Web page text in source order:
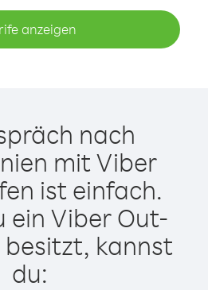
anzeigen
nach
mit Viber
ist einfach.
ein Viber Out-
kannst
du: